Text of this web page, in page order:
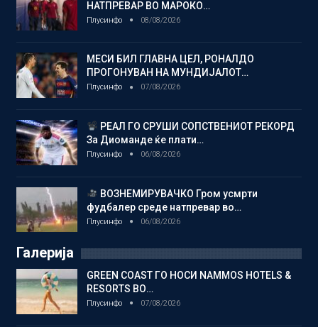
НАТПРЕВАР ВО МАРОКО…
Плусинфо 08/08/2026
МЕСИ БИЛ ГЛАВНА ЦЕЛ, РОНАЛДО
ПРОГОНУВАН НА МУНДИЈАЛОТ…
Плусинфо 07/08/2026
РЕАЛ ГО СРУШИ СОПСТВЕНИОТ РЕКОРД
За Диоманде ќе плати…
Плусинфо 06/08/2026
ВОЗНЕМИРУВАЧКО Гром усмрти
фудбалер среде натпревар во…
Плусинфо 06/08/2026
Галерија
GREEN COAST ГО НОСИ NAMMOS HOTELS &
RESORTS ВО…
Плусинфо 07/08/2026